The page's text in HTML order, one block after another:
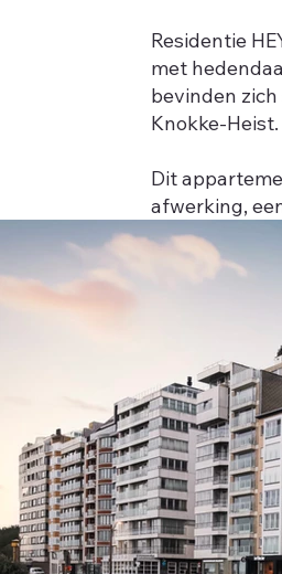
Residentie
met
bevinden
Knokke-Heist.
Dit
afwerking,